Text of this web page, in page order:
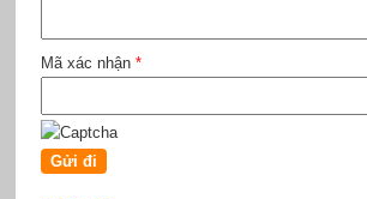
Mã xác nhận *